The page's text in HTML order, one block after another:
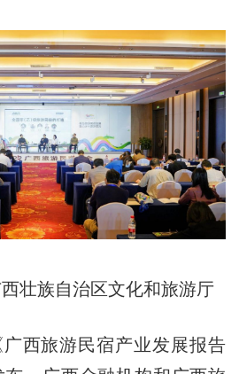
壮族自治区文化和旅游厅
旅游民宿产业发展报告